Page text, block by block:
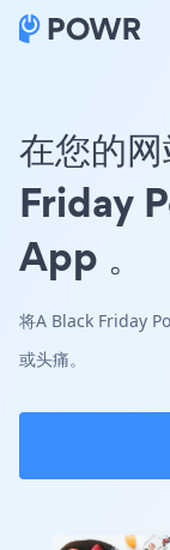
在您的
Friday
App 。
将A Black Friday
或头痛。